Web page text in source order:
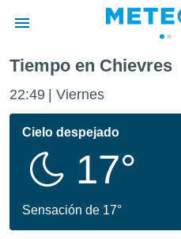
de
ha
calidad.
a este
las
Tiempo en Chievres
22:49 Viernes
Cielo despejado
17°
Sensación de 17°